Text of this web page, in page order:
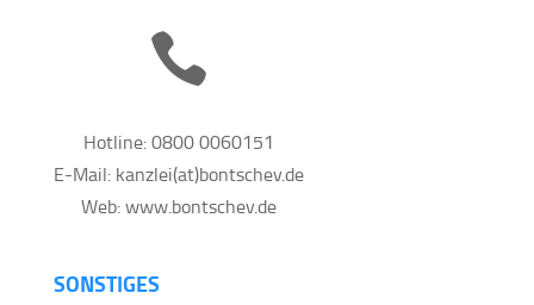

Hotline: 0800 0060151
E-Mail: kanzlei(at)bontschev.de
Web: www.bontschev.de
SONSTIGES